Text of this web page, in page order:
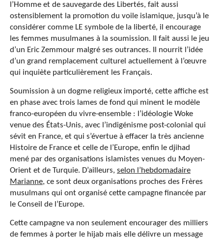
l’Homme et de sauvegarde des Libertés, fait aussi
ostensiblement la promotion du voile islamique, jusqu’à le
considérer comme LE symbole de la liberté, il encourage
les femmes musulmanes à la soumission. Il fait aussi le jeu
d’un Eric Zemmour malgré ses outrances. Il nourrit l’idée
d’un grand remplacement culturel actuellement à l’œuvre
qui inquiète particulièrement les Français.
Soumission à un dogme religieux importé, cette affiche est
en phase avec trois lames de fond qui minent le modèle
franco-européen du vivre-ensemble : l’idéologie Woke
venue des États-Unis, avec l’indigénisme post-colonial qui
sévit en France, et qui s’évertue à effacer la très ancienne
Histoire de France et celle de l’Europe, enfin le djihad
mené par des organisations islamistes venues du Moyen-
Orient et de Turquie. D’ailleurs, selon l’hebdomadaire
Marianne, ce sont deux organisations proches des Frères
musulmans qui ont organisé cette campagne financée par
le Conseil de l’Europe.
Cette campagne va non seulement encourager des milliers
de femmes à porter le hijab mais elle délivre un message